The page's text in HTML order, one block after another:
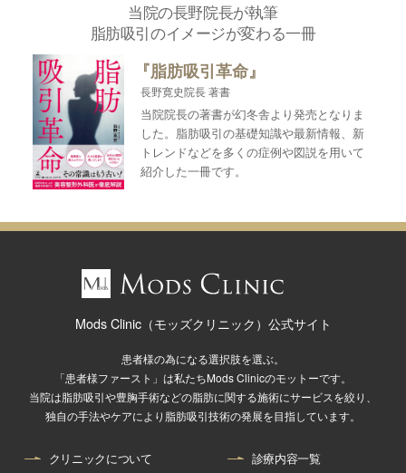
当院の長野院長が執筆
脂肪吸引のイメージが変わる一冊
『脂肪吸引革命』
長野寛史院長 著書
当院院長の著書が幻冬舎より発売となりま
した。脂肪吸引の基礎知識や最新情報、新
トレンドなどを多くの症例や図説を用いて
紹介した一冊です。
Mods Clinic（モッズクリニック）公式サイト
患者様の為になる選択肢を選ぶ。
「患者様ファースト」は私たちMods Clinicのモットーです。
当院は脂肪吸引や豊胸手術などの脂肪に関する施術にサービスを絞り、
独自の手法やケアにより脂肪吸引技術の発展を目指しています。
クリニックについて 診療内容一覧